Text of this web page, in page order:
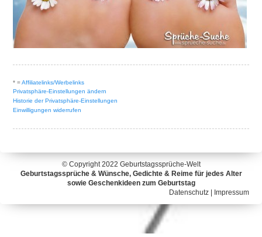
* =Affiliatelinks/Werbelinks
Privatsphäre-Einstellungen ändern
Historie der Privatsphäre-Einstellungen
Einwilligungen widerrufen
© Copyright 2022 Geburtstagssprüche-Welt
Geburtstagssprüche & Wünsche, Gedichte & Reime für jedes Alter
sowie Geschenkideen zum Geburtstag
Datenschutz| Impressum